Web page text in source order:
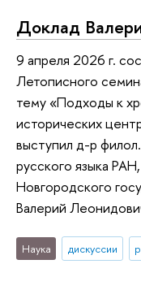
Доклад
9 апреля 2026 г.
Летописного
тему «Подходы к
исторических
выступил д-р
русского языка
Новгородского
Валерий
Наука дискуссии